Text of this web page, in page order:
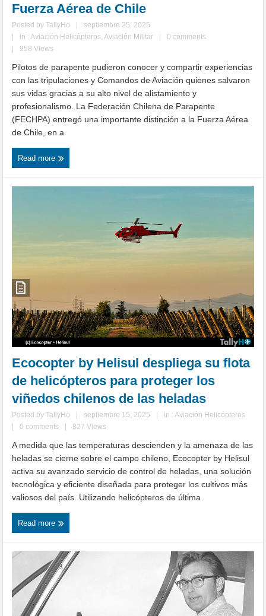
Fuerza Aérea de Chile
Posted byTallyHo |
septiembre 25, 2025
|
in :Aviación Helicópteros ,Aviación Militar |
0 comments
|
958 Views
Pilotos de parapente pudieron conocer y compartir experiencias
con las tripulaciones y Comandos de Aviación quienes salvaron
sus vidas gracias a su alto nivel de alistamiento y
profesionalismo. La Federación Chilena de Parapente
(FECHPA) entregó una importante distinción a la Fuerza Aérea
de Chile, en a
Read more
Ecocopter by Helisul despliega su flota
de helicópteros para proteger los
viñedos chilenos de las heladas
Posted byTallyHo septiembre 15, 2025 in :Aviación Helicópteros
0 comments 827 Views
A medida que las temperaturas descienden y la amenaza de las
heladas se cierne sobre el campo chileno, Ecocopter by Helisul
activa su avanzado servicio de control de heladas, una solución
tecnológica y eficiente diseñada para proteger los cultivos más
valiosos del país. Utilizando helicópteros de última
Read more